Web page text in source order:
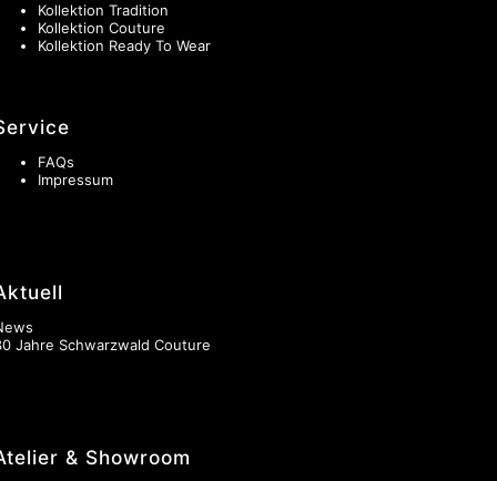
Kollektion Tradition
Kollektion Couture
Kollektion Ready To Wear
FAQs
Impressum
Jahre Schwarzwald Couture
& Showroom